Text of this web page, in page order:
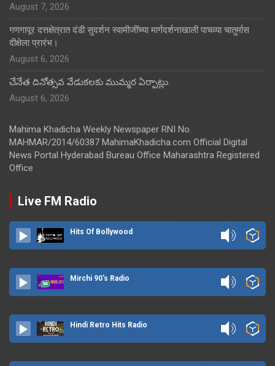
August 7, 2026
गणगापूर दत्तक्षेत्रात दंडी सुदर्शन स्वामीजींच्या मार्गदर्शनाखाली पाचव्या चातुर्मास
दीक्षेला प्रारंभ।
August 6, 2026
చేనేత దినోత్సవ వేడుకలకు ముమ్మర ఏర్పాట్లు.
August 6, 2026
Mahima Khadicha Weekly Newspaper RNI No.
MAHMAR/2014/60387 MahimaKhadicha.com Official Digital
News Portal Hyderabad Bureau Office Maharashtra Registered
Office
Live FM Radio
Hits Of Bollywood
Mirchi 90's Radio
Hindi Retro Hits Radio